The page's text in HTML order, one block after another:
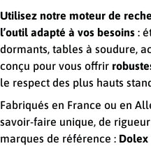
Utilisez notre moteur de
l’outil adapté à vos besoins :
dormants, tables à soudure,
conçu pour vous offrir
le respect des plus hauts
Fabriqués en France ou en
savoir-faire unique, de
marques de référence : Dolex